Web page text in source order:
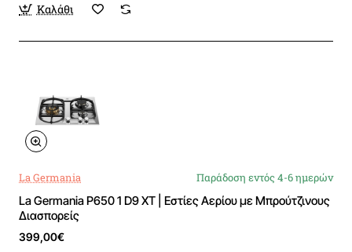
Καλάθι
La Germania Παράδοση εντός 4-6 ημερών
La Germania P650 1 D9 XT | Εστίες Αερίου με Μπρούτζινους
Διασπορείς
399,00€